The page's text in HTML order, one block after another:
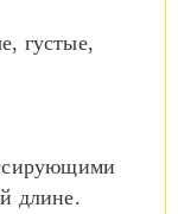
густые,
длине.